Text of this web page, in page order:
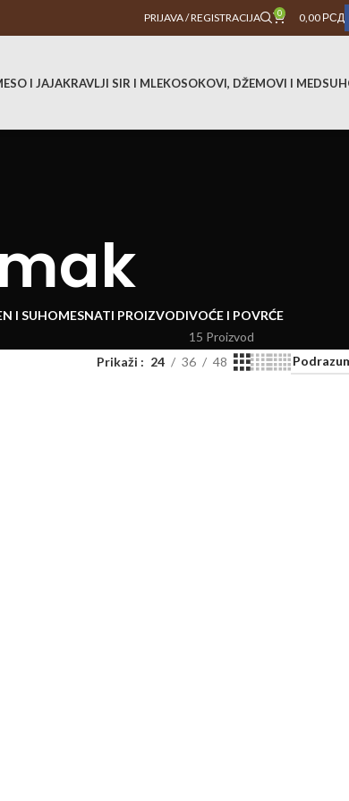
PRIJAVA / REGISTRACIJA 0 0,00 РСД
I JAJAKRAVLJI SIR I MLEKOSOKOVI, DŽEMOVI I MED
I SUHOMESNATI PROIZVODIVOĆE I POVRĆE
15 Proizvod
Prikaži 24 36 48